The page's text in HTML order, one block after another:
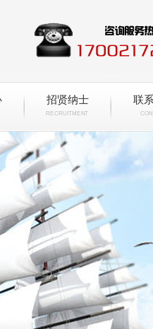
招贤纳士
RECRUITMENT
联